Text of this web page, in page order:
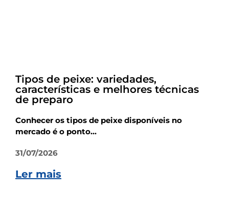
Tipos de peixe: variedades,
características e melhores técnicas
de preparo
Conhecer os tipos de peixe disponíveis no
mercado é o ponto...
31/07/2026
Ler mais